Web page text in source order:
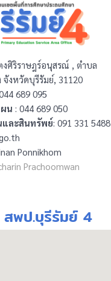
งศิริราษฎร์อนุสรณ์ , ตำบล
งหวัดบุรีรัมย์, 31120
689 095
น : 044 689 050
และสินทรัพย์: 091 331 5488
Ponnikhom
Prachoomwan
สพป.บุรีรัมย์ 4